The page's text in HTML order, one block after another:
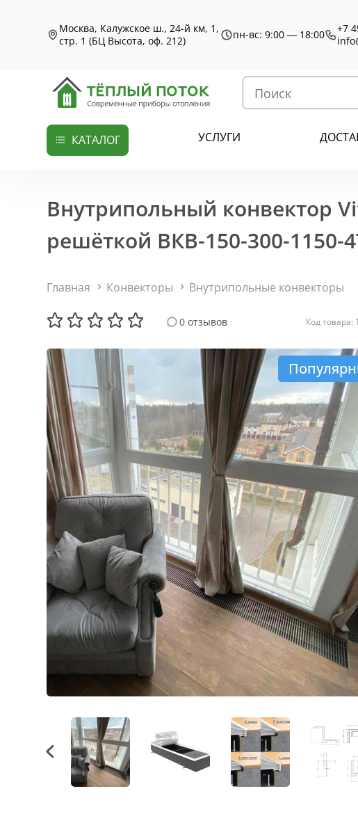
Москва, Калужское ш., 24-й км, 1,
стр. 1 (БЦ Высота, оф. 212)
пн-вс: 9:00 — 18:00
+7
КАТАЛОГ УСЛУГИ
Внутрипольный конвектор
решёткой ВКВ-150-300-1150-
Главная Конвекторы Внутрипольные конвекторы
0 отзывов Код товара: